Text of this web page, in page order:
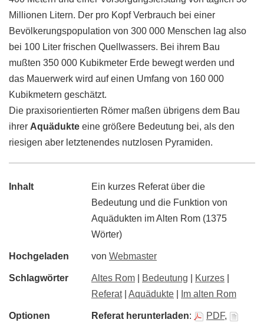
Millionen Litern. Der pro Kopf Verbrauch bei einer
Bevölkerungspopulation von 300 000 Menschen lag also
bei 100 Liter frischen Quellwassers. Bei ihrem Bau
mußten 350 000 Kubikmeter Erde bewegt werden und
das Mauerwerk wird auf einen Umfang von 160 000
Kubikmetern geschätzt.
Die praxisorientierten Römer maßen übrigens dem Bau
ihrer Aquädukte eine größere Bedeutung bei, als den
riesigen aber letztenendes nutzlosen Pyramiden.
Inhalt
Ein kurzes Referat über die
Bedeutung und die Funktion von
Aquädukten im Alten Rom (1375
Wörter)
Hochgeladen von Webmaster
Schlagwörter Altes Rom Bedeutung Kurzes
Referat| Aquädukte Im alten Rom
Optionen Referat herunterladen: PDF,